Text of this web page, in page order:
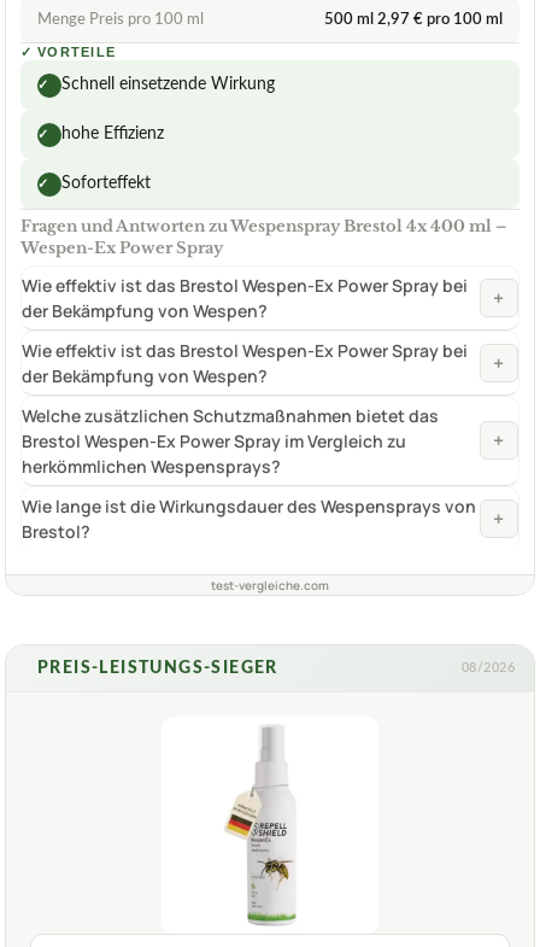
Menge Preis pro 100 ml 500 ml 2,97 € pro 100 ml
✓ VORTEILE
✓ Schnell einsetzende Wirkung
✓ hohe Effizienz
✓ Soforteffekt
Fragen und Antworten zu Wespenspray Brestol 4x 400 ml –
Wespen-Ex Power Spray
Wie effektiv ist das Brestol Wespen-Ex Power Spray bei
der Bekämpfung von Wespen?
+
Wie effektiv ist das Brestol Wespen-Ex Power Spray bei
der Bekämpfung von Wespen?
+
Welche zusätzlichen Schutzmaßnahmen bietet das
Brestol Wespen-Ex Power Spray im Vergleich zu
herkömmlichen Wespensprays?
+
Wie lange ist die Wirkungsdauer des Wespensprays von
Brestol?
+
test-vergleiche.com
PREIS-LEISTUNGS-SIEGER 08/2026